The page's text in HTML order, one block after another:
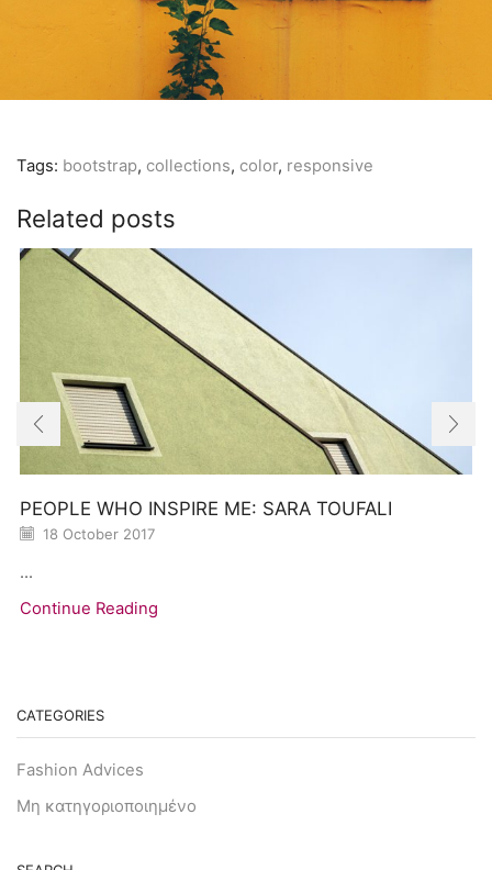
Tags: bootstrap, collections, color, responsive
Related posts
PEOPLE WHO INSPIRE ME: SARA TOUFALI
18 October 2017
...
Continue Reading
CATEGORIES
Fashion Advices
Μη κατηγοριοποιημένο